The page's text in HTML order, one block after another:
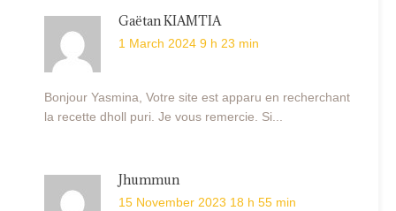
Gaëtan KIAMTIA
1 March 2024 9 h 23 min
Bonjour Yasmina, Votre site est apparu en recherchant
la recette dholl puri. Je vous remercie. Si...
Jhummun
15 November 2023 18 h 55 min